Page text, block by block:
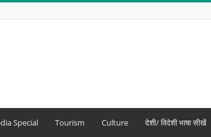
Special Tourism Culture देशी/ विदेशी भाषा सीखें